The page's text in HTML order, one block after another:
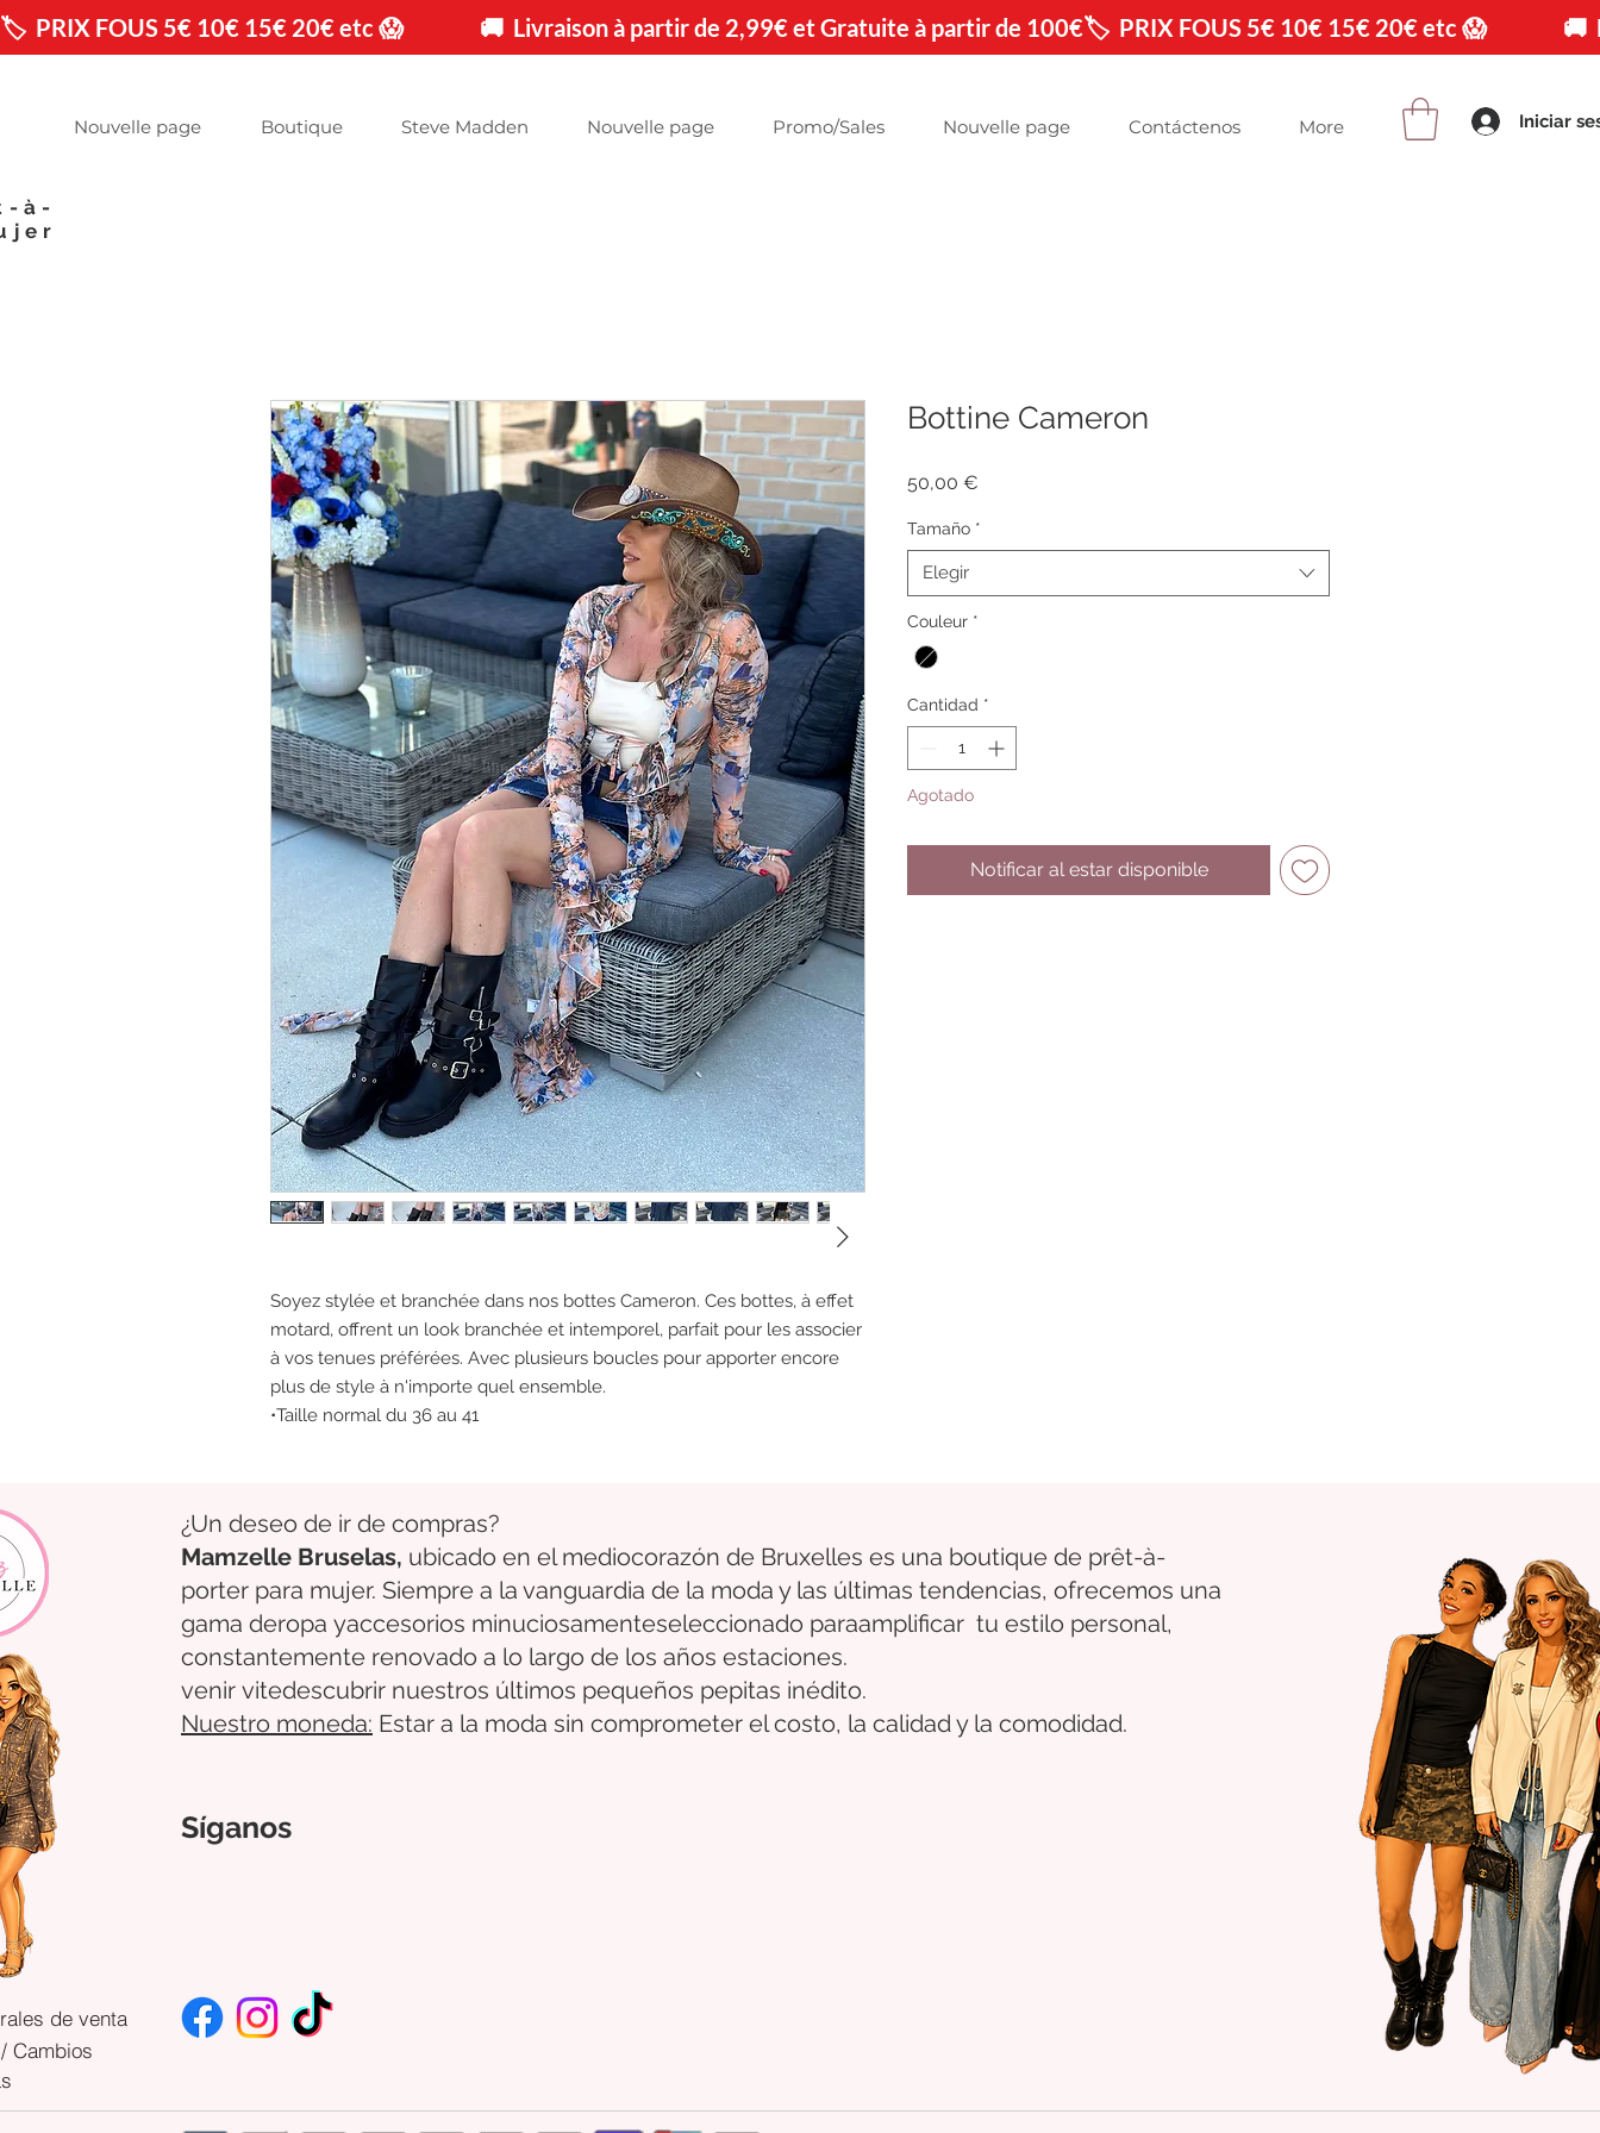
🏷️  PRIX FOUS 5€ 10€ 15€ 20€ etc 😱                🚚  Livraison à partir de 2,99€ et Gratuite à partir de 100€
Nouvelle page Boutique Steve Madden Nouvelle page Promo/Sales Nouvelle page Contáctenos More Iniciar
à-
Soyez stylée et branchée dans nos bottes Cameron. Ces bottes, à effet
motard, offrent un look branchée et intemporel, parfait pour les associer
à vos tenues préférées. Avec plusieurs boucles pour apporter encore
plus de style à n'importe quel ensemble.
•Taille normal du 36 au 41
Bottine Cameron
50,00 €
Tamaño *
Elegir
Couleur *
Cantidad *
Agotado
Notificar al estar disponible
de venta
Cambios
¿Un deseo de ir de compras?
Mamzelle Bruselas, ubicado en el mediocorazón de Bruxelles es una boutique de prêt-à-
porter para mujer. Siempre a la vanguardia de la moda y las últimas tendencias, ofrecemos una
gama deropa yaccesorios minuciosamenteseleccionado paraamplificar tu estilo personal,
constantemente renovado a lo largo de los años estaciones.
venir vitedescubrir nuestros últimos pequeños pepitas inédito.
Nuestro moneda: Estar a la moda sin comprometer el costo, la calidad y la comodidad.
Síganos